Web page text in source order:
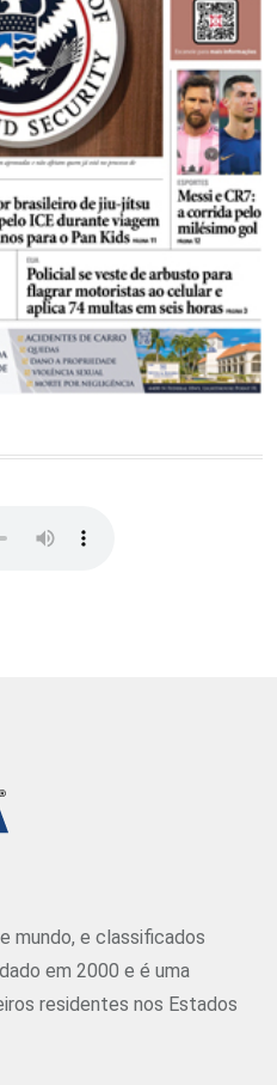
mundo, e classificados
em 2000 e é uma
residentes nos Estados